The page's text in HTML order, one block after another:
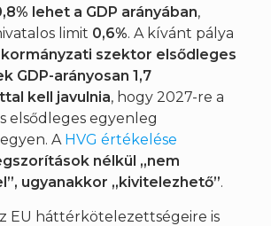
lehet a GDP arányában,
limit 0,6%. A kívánt pálya
kormányzati szektor elsődleges
GDP-arányosan 1,7
kell javulnia, hogy 2027-re a
elsődleges egyenleg
A HVG értékelése
nélkül „nem
ugyanakkor „kivitelezhető”.
EU háttérkötelezettségeire is